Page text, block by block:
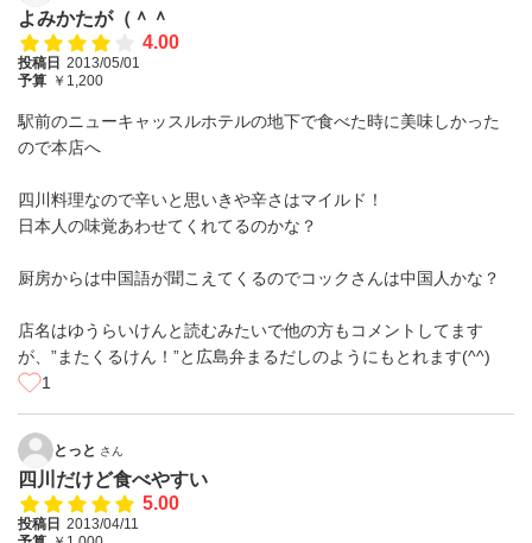
よみかたが（＾＾
4.00
投稿日 2013/05/01
予算 ￥1,200
駅前のニューキャッスルホテルの地下で食べた時に美味しかった
ので本店へ
四川料理なので辛いと思いきや辛さはマイルド！
日本人の味覚あわせてくれてるのかな？
厨房からは中国語が聞こえてくるのでコックさんは中国人かな？
店名はゆうらいけんと読むみたいで他の方もコメントしてます
が、”またくるけん！”と広島弁まるだしのようにもとれます(^^)
1
とっと さん
四川だけど食べやすい
5.00
投稿日 2013/04/11